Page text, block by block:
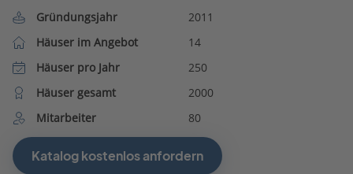
Gründungsjahr
2011
Häuser im Angebot
14
Häuser pro Jahr
250
Häuser gesamt
2000
Mitarbeiter
80
Katalog kostenlos anfordern